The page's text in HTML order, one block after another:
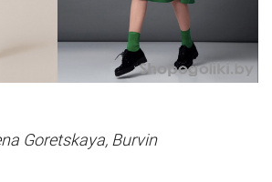
Goretskaya, Burvin